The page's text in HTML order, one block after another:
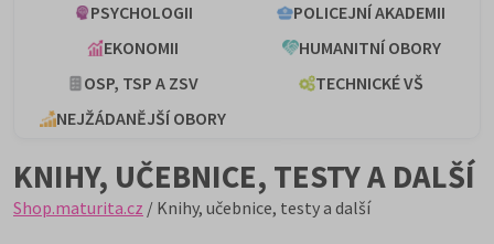
PSYCHOLOGII
POLICEJNÍ AKADEMII
EKONOMII
HUMANITNÍ OBORY
OSP, TSP A ZSV
TECHNICKÉ VŠ
NEJŽÁDANĚJŠÍ OBORY
KNIHY, UČEBNICE, TESTY A DALŠÍ
Shop.maturita.cz / Knihy, učebnice, testy a další